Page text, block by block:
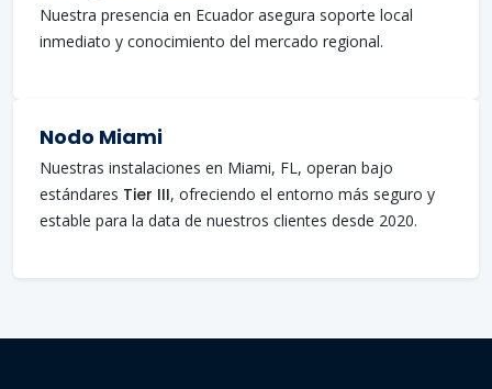
Nuestra presencia en Ecuador asegura soporte local
inmediato y conocimiento del mercado regional.
Nodo Miami
Nuestras instalaciones en Miami, FL, operan bajo
estándares Tier III, ofreciendo el entorno más seguro y
estable para la data de nuestros clientes desde 2020.